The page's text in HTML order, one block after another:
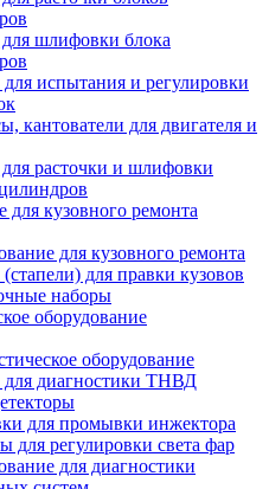
шлифовки блока
испытания и регулировки
кантователи для двигателя и
расточки и шлифовки
для кузовного ремонта
для кузовного ремонта
для правки кузовов
наборы
оборудование
оборудование
диагностики ТНВД
для промывки инжектора
для регулировки света фар
для диагностики